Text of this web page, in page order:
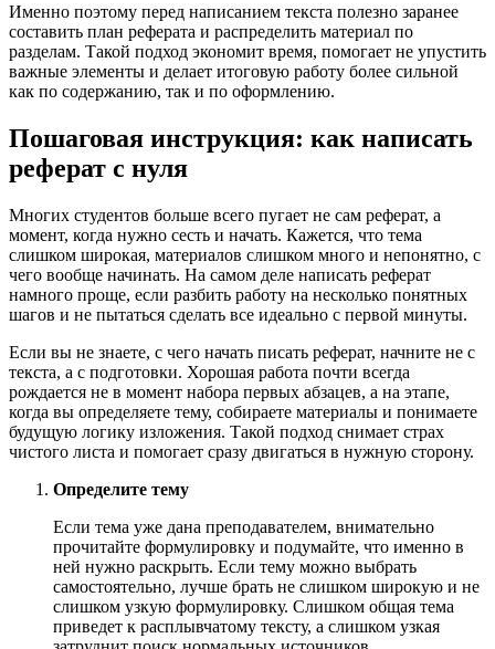
Именно поэтому перед написанием текста полезно заранее
составить план реферата и распределить материал по
разделам. Такой подход экономит время, помогает не упустить
важные элементы и делает итоговую работу более сильной
как по содержанию, так и по оформлению.
Пошаговая инструкция: как написать
реферат с нуля
Многих студентов больше всего пугает не сам реферат, а
момент, когда нужно сесть и начать. Кажется, что тема
слишком широкая, материалов слишком много и непонятно, с
чего вообще начинать. На самом деле написать реферат
намного проще, если разбить работу на несколько понятных
шагов и не пытаться сделать все идеально с первой минуты.
Если вы не знаете, с чего начать писать реферат, начните не с
текста, а с подготовки. Хорошая работа почти всегда
рождается не в момент набора первых абзацев, а на этапе,
когда вы определяете тему, собираете материалы и понимаете
будущую логику изложения. Такой подход снимает страх
чистого листа и помогает сразу двигаться в нужную сторону.
Определите тему
Если тема уже дана преподавателем, внимательно
прочитайте формулировку и подумайте, что именно в
ней нужно раскрыть. Если тему можно выбрать
самостоятельно, лучше брать не слишком широкую и не
слишком узкую формулировку. Слишком общая тема
приведет к расплывчатому тексту, а слишком узкая